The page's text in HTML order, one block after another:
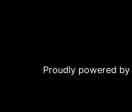
Proudly powered by